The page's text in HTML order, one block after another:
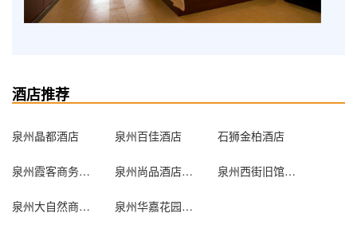
酒店推荐
泉州晶都酒店 泉州百佳酒店 石狮金柏酒店
泉州霞客商务酒店 泉州尚品酒店公寓 泉州西街旧馆驿青年客栈
泉州大自然商务酒店 泉州华嘉花园酒店